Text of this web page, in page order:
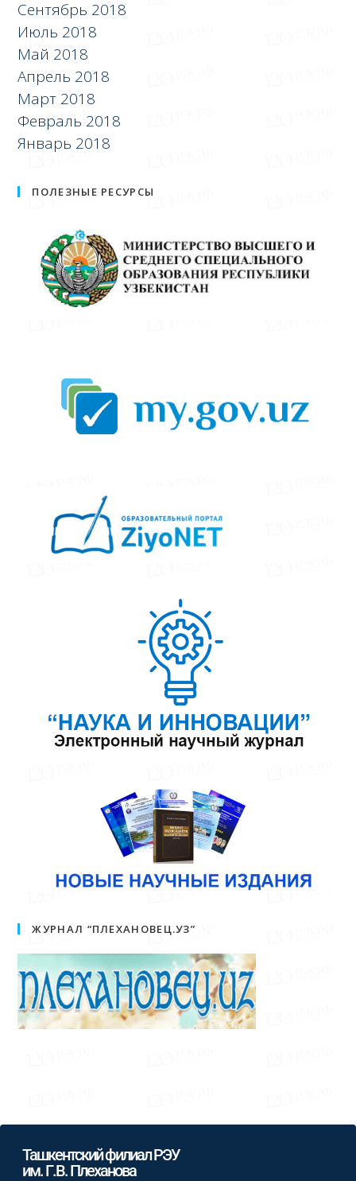
Сентябрь 2018
Июль 2018
Май 2018
Апрель 2018
Март 2018
Февраль 2018
Январь 2018
ПОЛЕЗНЫЕ РЕСУРСЫ
ЖУРНАЛ “ПЛЕХАНОВЕЦ.УЗ”
Ташкентский филиал РЭУ
им. Г.В. Плеханова